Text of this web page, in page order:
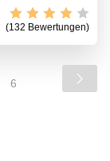
(132 Bewertungen)
6